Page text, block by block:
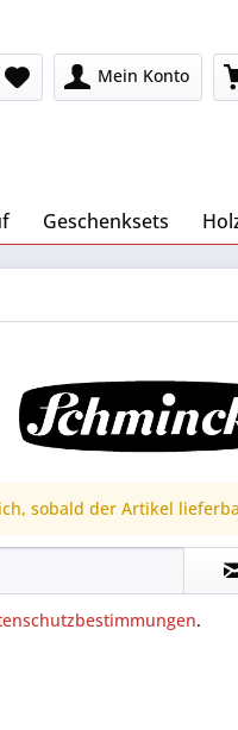
Mein Konto
Geschenksets
sobald der Artikel
.